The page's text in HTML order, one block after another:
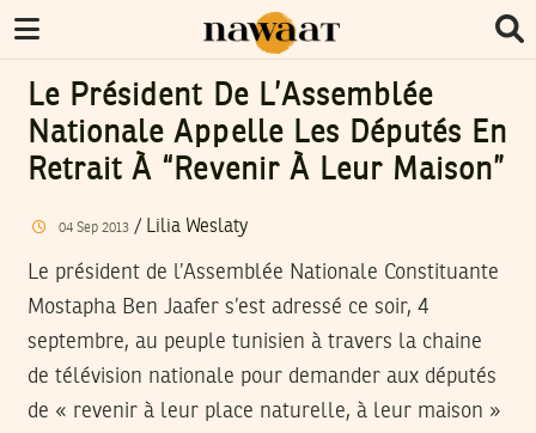
Le Président De L’Assemblée
Nationale Appelle Les Députés En
Retrait À “revenir À Leur Maison”
04 Sep 2013/ Lilia Weslaty
Le président de l’Assemblée Nationale Constituante
Mostapha Ben Jaafer s’est adressé ce soir, 4
septembre, au peuple tunisien à travers la chaine
de télévision nationale pour demander aux députés
de « revenir à leur place naturelle, à leur maison »